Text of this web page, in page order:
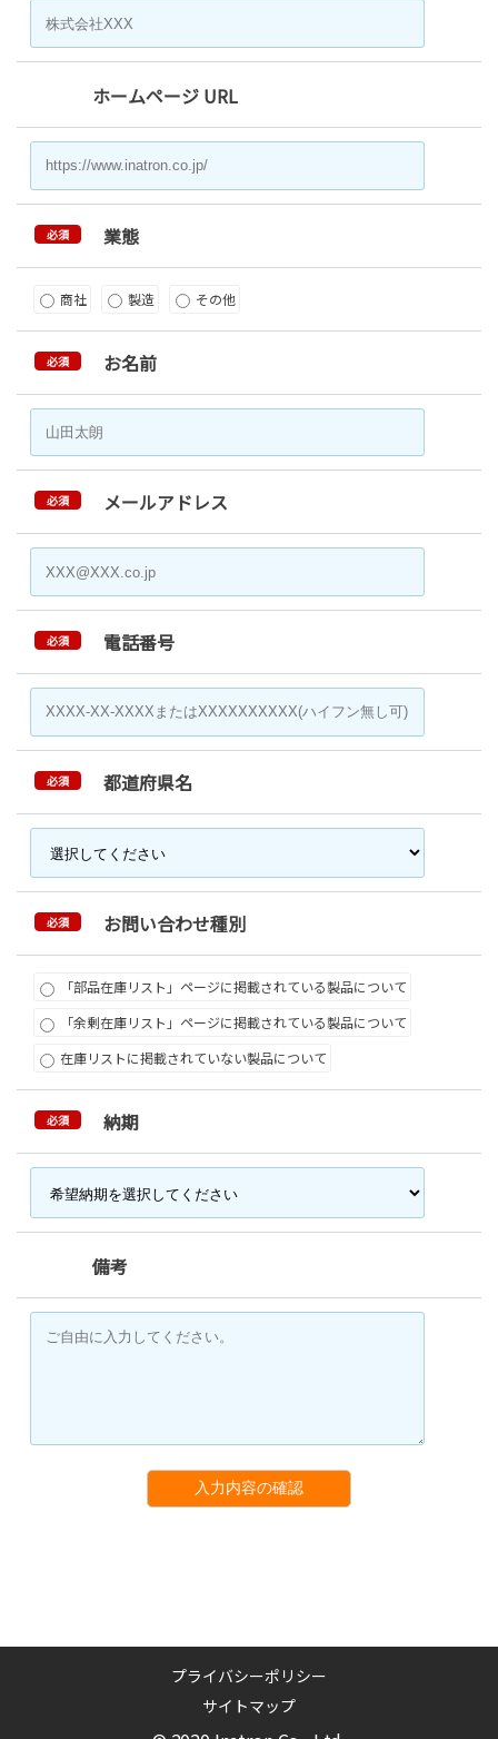
ホームページ URL
必須 業態
商社 製造 その他
必須 お名前
必須 メールアドレス
必須 電話番号
必須 都道府県名
必須 お問い合わせ種別
「部品在庫リスト」ページに掲載されている製品について
「余剰在庫リスト」ページに掲載されている製品について
在庫リストに掲載されていない製品について
必須 納期
備考
入力内容の確認
プライバシーポリシー
サイトマップ